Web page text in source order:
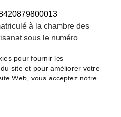
à la chambre des
sous le numéro
pour fournir les
site et pour améliorer votre
Web, vous acceptez notre